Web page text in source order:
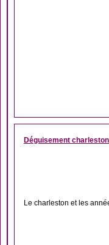
Déguisement
Le charleston et les